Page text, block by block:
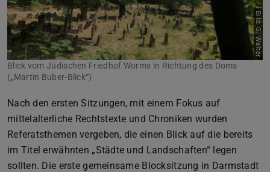
Bild: G. Walter
Blick vom Jüdischen Friedhof Worms in Richtung des Doms
(„Martin Buber-Blick“)
Nach den ersten Sitzungen, mit einem Fokus auf
mittelalterliche Rechtstexte und Chroniken wurden
Referatsthemen vergeben, die einen Blick auf die bereits
im Titel erwähnten „Städte und Landschaften“ legen
sollten. Die erste gemeinsame Blocksitzung in Darmstadt